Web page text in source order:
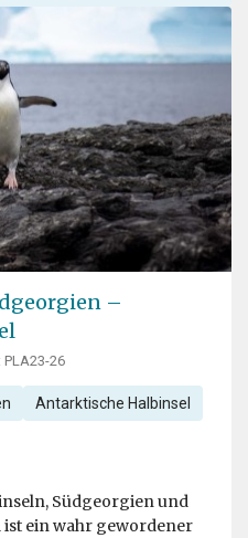
–
26
Antarktische Halbinsel
Südgeorgien und
ein wahr gewordener